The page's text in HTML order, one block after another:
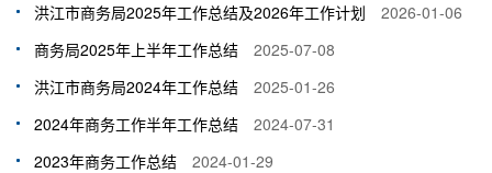
洪江市商务局2025年工作总结及2026年工作计划
2026-01-06
商务局2025年上半年工作总结
2025-07-08
洪江市商务局2024年工作总结
2025-01-26
2024年商务工作半年工作总结
2024-07-31
2023年商务工作总结
2024-01-29